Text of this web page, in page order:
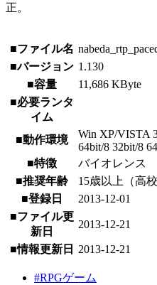
正。
■ファイル名
■バージョン 1.130
■容量
11,686 KByte
■必要ランタ
イム
■動作環境
Win XP/VISTA
64bit/8 32bit/8
■特徴
バイオレンス
■推奨年齢
15歳以上（高校
■登録日
2013-12-01
■ファイル更
新日
2013-12-21
■情報更新日 2013-12-21
#RPGゲーム